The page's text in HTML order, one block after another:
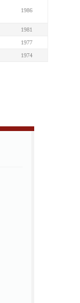
1986
1981
1977
1974